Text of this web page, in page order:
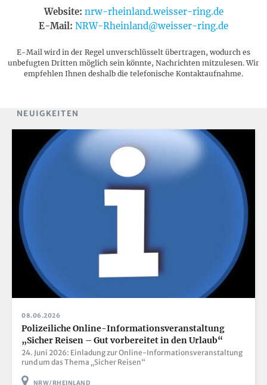
Website: nrw-rheinland.weisser-ring.de
E-Mail: NRW-Rheinland@weisser-ring.de
E-Mail wird in der Regel unverschlüsselt übertragen, wodurch es
unbefugten Dritten möglich sein könnte, Nachrichten mitzulesen. Wir
empfehlen Ihnen deshalb die telefonische Kontaktaufnahme.
NEUIGKEITEN
08.06.2026
Polizeiliche Online-Informationsveranstaltung
„Sicher Reisen – Gut vorbereitet in den Urlaub“
24. Juni 2026: Einladung zur Online-Informationsveranstaltung
rund um das Thema „Sicher Reisen“
NRW/RHEINLAND